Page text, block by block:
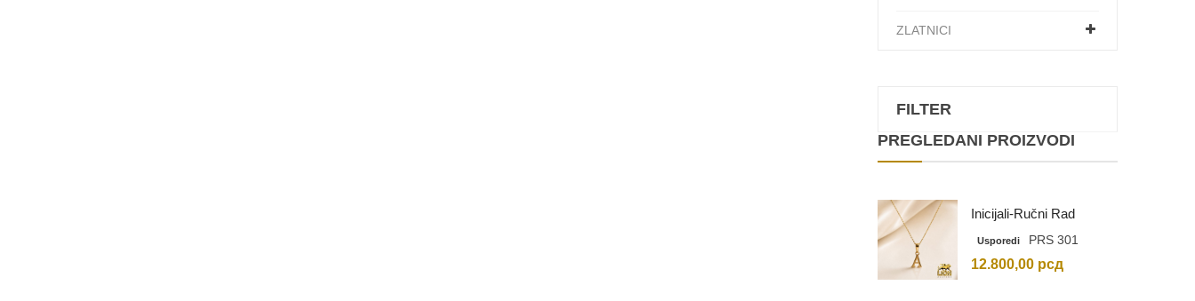
ZLATNICI
FILTER
PREGLEDANI PROIZVODI
Inicijali-Ručni Rad
Usporedi PRS 301
12.800,00 рсд